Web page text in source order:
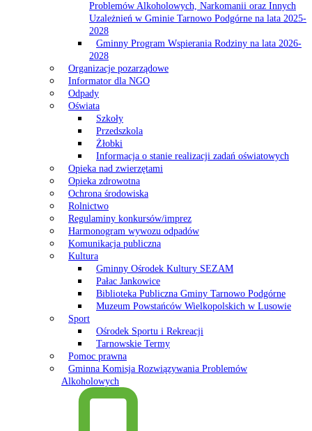
Problemów Alkoholowych, Narkomanii oraz Innych
Uzależnień w Gminie Tarnowo Podgórne na lata 2025-
2028
Gminny Program Wspierania Rodziny na lata 2026-
2028
Organizacje pozarządowe
Informator dla NGO
Odpady
Oświata
Szkoły
Przedszkola
Żłobki
Informacja o stanie realizacji zadań oświatowych
Opieka nad zwierzętami
Opieka zdrowotna
Ochrona środowiska
Rolnictwo
Regulaminy konkursów/imprez
Harmonogram wywozu odpadów
Komunikacja publiczna
Kultura
Gminny Ośrodek Kultury SEZAM
Pałac Jankowice
Biblioteka Publiczna Gminy Tarnowo Podgórne
Muzeum Powstańców Wielkopolskich w Lusowie
Sport
Ośrodek Sportu i Rekreacji
Tarnowskie Termy
Pomoc prawna
Gminna Komisja Rozwiązywania Problemów
Alkoholowych